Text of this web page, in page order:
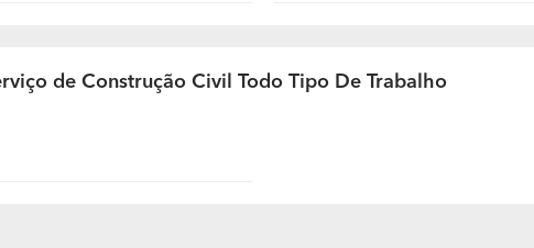
de Construção Civil Todo Tipo De Trabalho